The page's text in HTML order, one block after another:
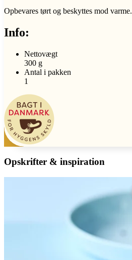
Opbevares tørt og beskyttes mod varme.
Info:
Nettovægt
300 g
Antal i pakken
1
Opskrifter & inspiration